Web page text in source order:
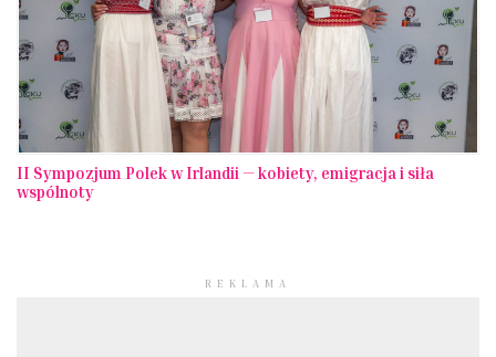
II Sympozjum Polek w Irlandii — kobiety, emigracja i siła
wspólnoty
REKLAMA